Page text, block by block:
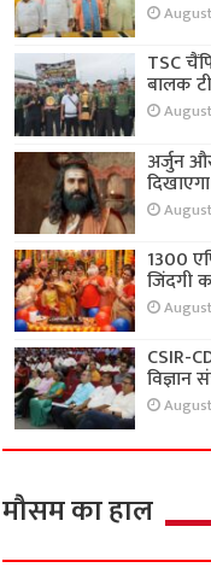
TSC
बालक
अर्जुन
1300
जिंदगी
CSIR-
विज्ञान
मौसम का हाल